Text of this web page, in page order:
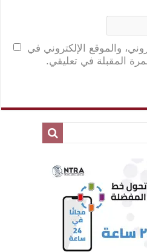
والموقع الإلكتروني في
المقبلة في تعليقي.